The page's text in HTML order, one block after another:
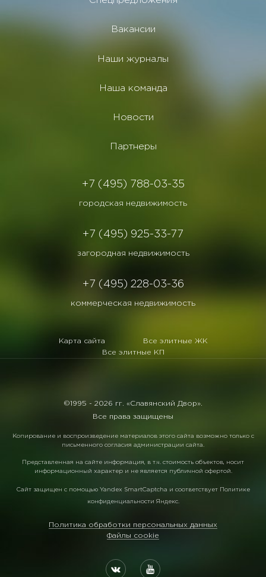
Вакансии
Наши журналы
Наша команда
Новости
Партнеры
+7 (495) 788-03-35
городская недвижимость
+7 (495) 925-33-77
загородная недвижимость
+7 (495) 228-03-36
коммерческая недвижимость
Карта сайта
Все элитные ЖК
Все элитные КП
©1995 - 2026 гг. «Славянский Двор».
Все права защищены
Копирование и воспроизведение материалов этого сайта возможно только с
письменного согласия администрации сайта.
Представленная на сайте информация, в т.ч. стоимость объектов, носит
информационный характер и не является публичной офертой.
Сайт защищен с помощью Yandex SmartCaptcha и соответствует Политике
конфиденциальности Яндекс.
Политика обработки персональных данных
Файлы cookie